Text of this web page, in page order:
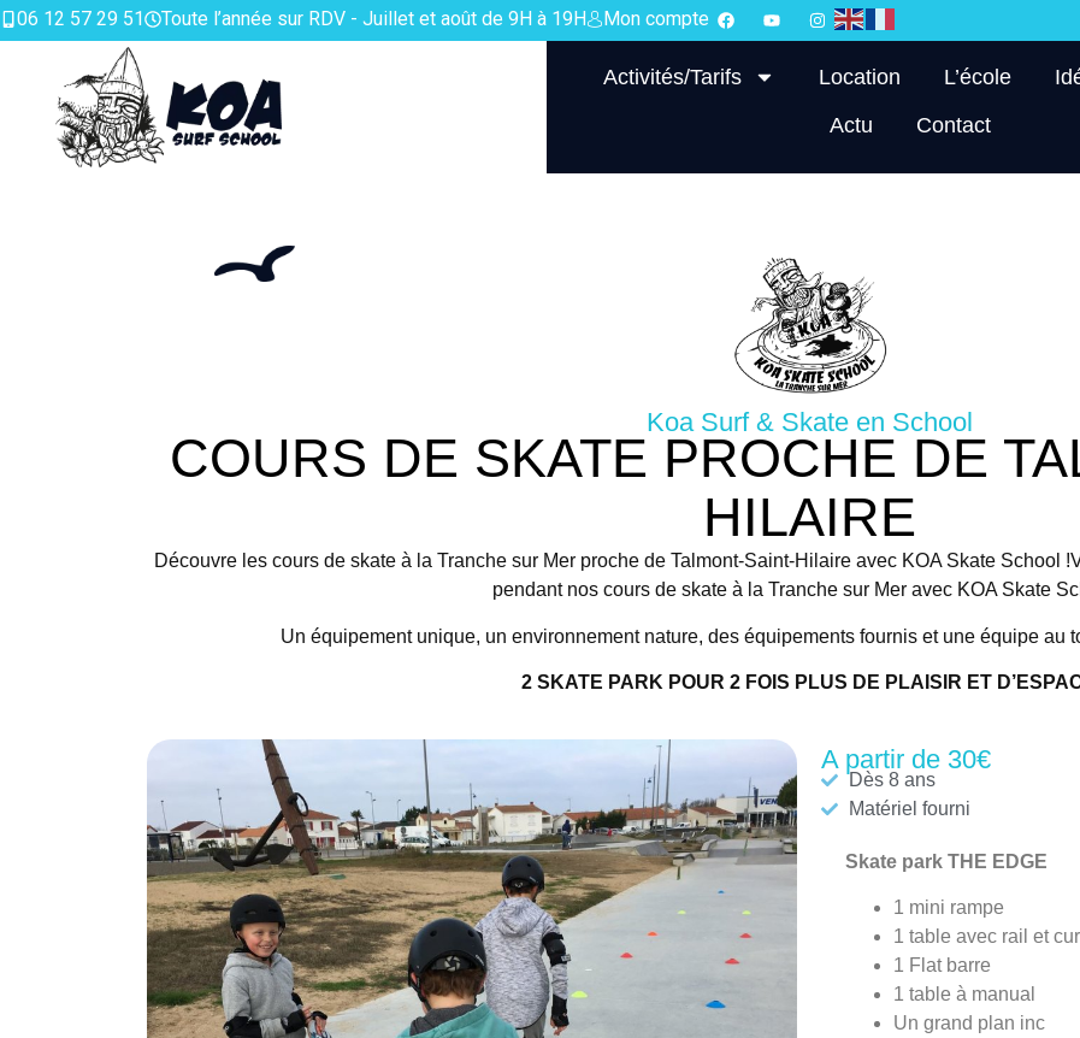
06 12 57 29 51 Toute l’année sur RDV - Juillet et août de 9H à 19H Mon compte
Activités/Tarifs Location L’école
Actu
Contact
Koa Surf & Skate en School
COURS DE SKATE PROCHE DE
HILAIRE
Découvre les cours de skate à la Tranche sur Mer proche de Talmont-Saint-Hilaire avec KOA Skate School
pendant nos cours de skate à la Tranche sur Mer avec KOA Skate
Un équipement unique, un environnement nature, des équipements fournis et une équipe au
2 SKATE PARK POUR 2 FOIS PLUS DE PLAISIR ET
A partir de 30€
Dès 8 ans
Matériel fourni
Skate park THE EDGE
1 mini rampe
1 table avec rail et
1 Flat barre
1 table à manual
Un grand plan inc